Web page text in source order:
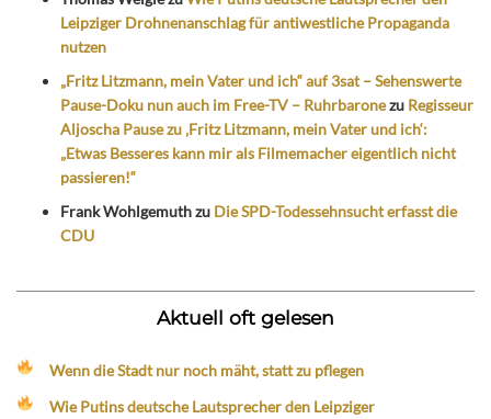
Leipziger Drohnenanschlag für antiwestliche Propaganda
nutzen
„Fritz Litzmann, mein Vater und ich“ auf 3sat – Sehenswerte
Pause-Doku nun auch im Free-TV – Ruhrbaronezu Regisseur
Aljoscha Pause zu ‚Fritz Litzmann, mein Vater und ich‘:
„Etwas Besseres kann mir als Filmemacher eigentlich nicht
passieren!“
Frank Wohlgemuthzu Die SPD-Todessehnsucht erfasst die
CDU
Aktuell oft gelesen
Wenn die Stadt nur noch mäht, statt zu pflegen
Wie Putins deutsche Lautsprecher den Leipziger